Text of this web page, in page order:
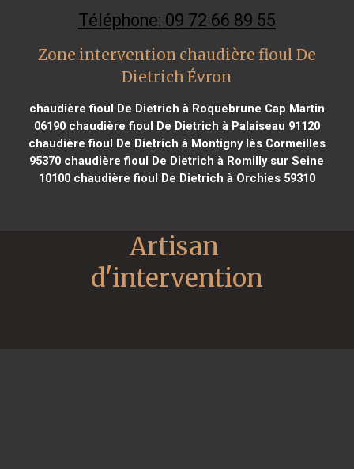
Téléphone: 09 72 66 89 55
Zone intervention chaudière fioul De
Dietrich Évron
chaudière fioul De Dietrich à Roquebrune Cap Martin
06190chaudière fioul De Dietrich à Palaiseau 91120
chaudière fioul De Dietrich à Montigny lès Cormeilles
95370 chaudière fioul De Dietrich à Romilly sur Seine
10100chaudière fioul De Dietrich à Orchies 59310
Artisan
d'intervention